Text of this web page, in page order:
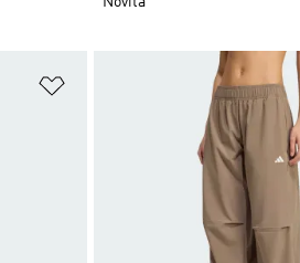
Aggiungi alla lista dei desideri